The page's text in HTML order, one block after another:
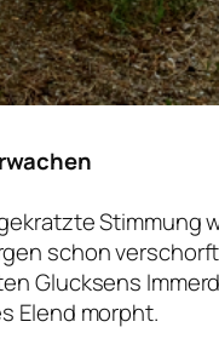
Stimmung
schon
Glucksens
Elend morpht.